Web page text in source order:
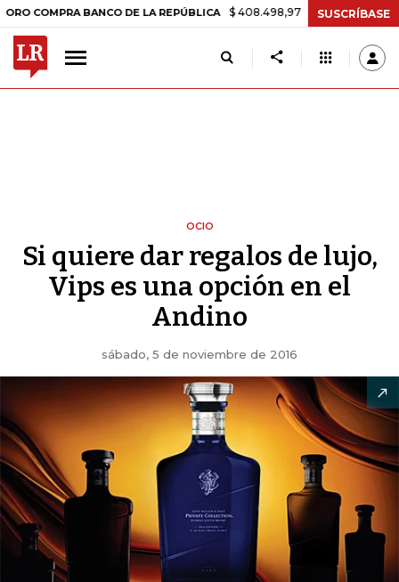
BANCO DE LA REPÚBLICA $ 408.498,97 +$ 8.753,81 +2,19%
SUSCRÍBASE
OCIO
Si quiere dar regalos de lujo,
Vips es una opción en el
Andino
sábado, 5 de noviembre de 2016